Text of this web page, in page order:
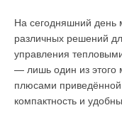
На сегодняшний день
различных решений
управления
— лишь один из этого
плюсами
компактность и